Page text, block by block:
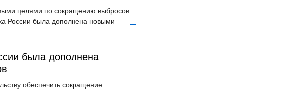
целями по сокращению выбросов
России была дополнена новыми
была дополнена
обеспечить сокращение